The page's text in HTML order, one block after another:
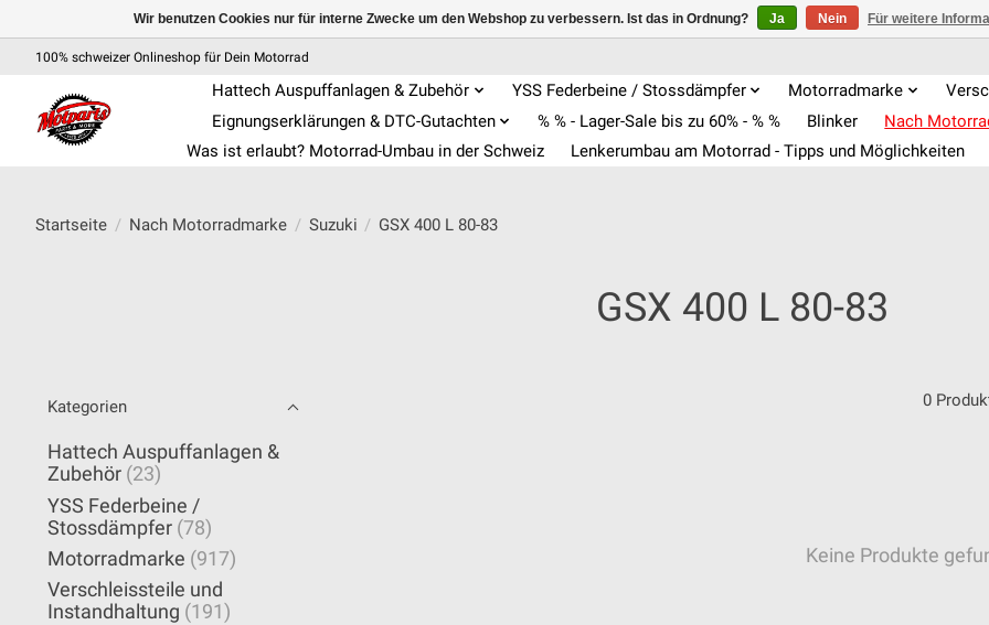
100% schweizer Onlineshop für Dein Motorrad
Hattech Auspuffanlagen & Zubehör YSS Federbeine / Stossdämpfer Motorradmarke
Eignungserklärungen & DTC-Gutachten
% % - Lager-Sale bis zu 60% - % % Blinker Nach
Was ist erlaubt? Motorrad-Umbau in der Schweiz
Lenkerumbau am Motorrad - Tipps und Möglichkeiten
Startseite / Nach Motorradmarke / Suzuki / GSX 400 L 80-83
GSX 400 L 80-83
Kategorien
Hattech Auspuffanlagen &
Zubehör (23)
YSS Federbeine /
Stossdämpfer (78)
Motorradmarke (917)
Verschleissteile und
Instandhaltung (191)
0
Keine Produkte
Wir benutzen Cookies nur für interne Zwecke um den Webshop zu verbessern. Ist das in Ordnung? Ja Nein Für weitere